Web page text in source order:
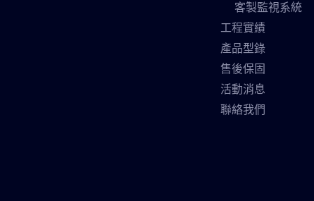
客製監視系統
工程實績
產品型錄
售後保固
活動消息
聯絡我們